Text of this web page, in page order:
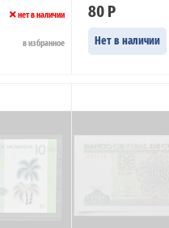
нет в наличии
в избранное
80 Р
Нет в наличии